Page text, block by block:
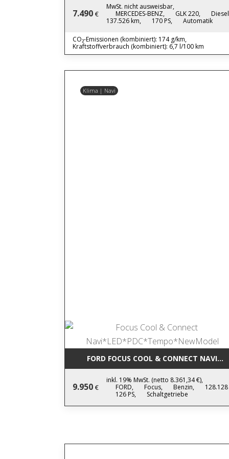
7.490 €
MwSt. nicht ausweisbar,
MERCEDES-BENZ,
GLK 220,
137.526 km,
170 PS, Automatik
CO₂-Emissionen (kombiniert): 174 g/km,
Kraftstoffverbrauch (kombiniert): 6,7 l/100 km
Klima | Navi
FORD FOCUS COOL & CONNECT
9.950 €
inkl. 19% MwSt. (netto 8.361,34 €),
FORD,
Focus, Benzin,
126 PS,
Schaltgetriebe